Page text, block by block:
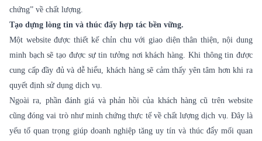
chứng” về chất lượng.
Tạo dựng lòng tin và thúc đẩy hợp tác bền vững.
Một website được thiết kế chỉn chu với giao diện thân thiện, nội dung
minh bạch sẽ tạo được sự tin tưởng nơi khách hàng. Khi thông tin được
cung cấp đầy đủ và dễ hiểu, khách hàng sẽ cảm thấy yên tâm hơn khi ra
quyết định sử dụng dịch vụ.
Ngoài ra, phần đánh giá và phản hồi của khách hàng cũ trên website
cũng đóng vai trò như minh chứng thực tế về chất lượng dịch vụ. Đây là
yếu tố quan trọng giúp doanh nghiệp tăng uy tín và thúc đẩy mối quan